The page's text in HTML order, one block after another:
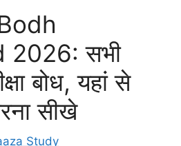
2026: सभी
बोध, यहां से
सीखे
Study